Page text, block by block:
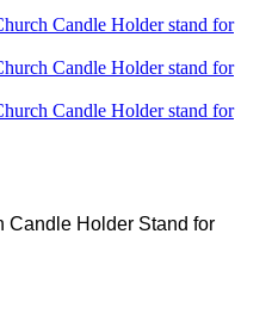
Candle Holder Stand for